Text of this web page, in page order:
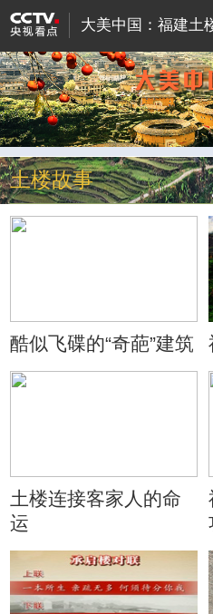
大美中国：福建土
土楼故事
酷似飞碟的“奇葩”建筑
土楼连接客家人的命
运